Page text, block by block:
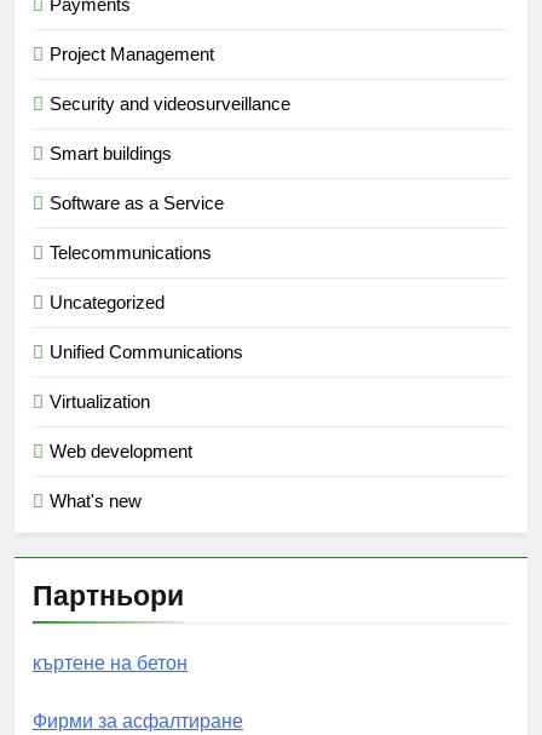
Payments
Project Management
Security and videosurveillance
Smart buildings
Software as a Service
Telecommunications
Uncategorized
Unified Communications
Virtualization
Web development
What's new
Партньори
къртене на бетон
Фирми за асфалтиране